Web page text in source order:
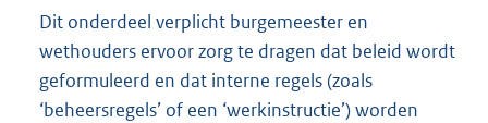
Dit onderdeel verplicht burgemeester en
wethouders ervoor zorg te dragen dat beleid wordt
geformuleerd en dat interne regels (zoals
‘beheersregels’ of een ‘werkinstructie’) worden